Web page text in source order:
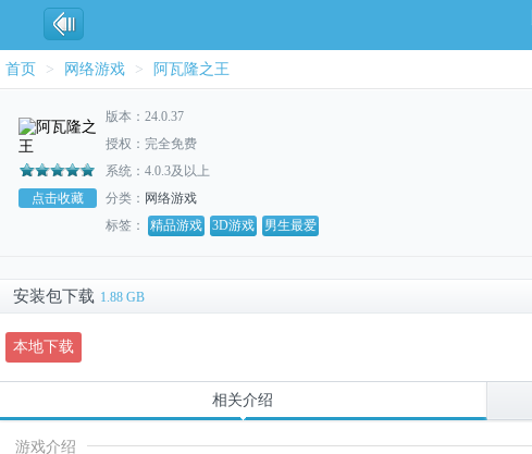
首页 > 网络游戏 > 阿瓦隆之王
点击收藏
版本：24.0.37
授权：完全免费
系统：4.0.3及以上
分类： 网络游戏
标签：
精品游戏 3D游戏 男生最爱
安装包下载 1.88 GB
本地下载
相关介绍
游戏介绍